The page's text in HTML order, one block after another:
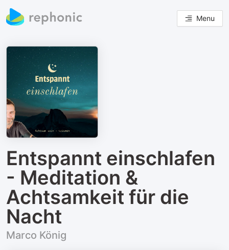
Menu
Entspannt einschlafen
- Meditation &
Achtsamkeit für die
Nacht
Marco König